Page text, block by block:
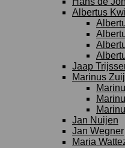
Albertus
Jaap
Marinus
Jan Nuijen
Jan Wegner
Maria